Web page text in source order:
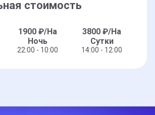
стоимость
1900₽/На
Ночь
22:00 - 10:00
3800 ₽/На
Сутки
14:00 - 12:00